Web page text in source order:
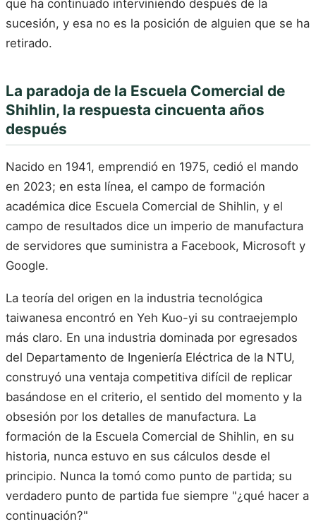
que ha continuado interviniendo después de la
sucesión, y esa no es la posición de alguien que se ha
retirado.
La paradoja de la Escuela Comercial de
Shihlin, la respuesta cincuenta años
después
Nacido en 1941, emprendió en 1975, cedió el mando
en 2023; en esta línea, el campo de formación
académica dice Escuela Comercial de Shihlin, y el
campo de resultados dice un imperio de manufactura
de servidores que suministra a Facebook, Microsoft y
Google.
La teoría del origen en la industria tecnológica
taiwanesa encontró en Yeh Kuo-yi su contraejemplo
más claro. En una industria dominada por egresados
del Departamento de Ingeniería Eléctrica de la NTU,
construyó una ventaja competitiva difícil de replicar
basándose en el criterio, el sentido del momento y la
obsesión por los detalles de manufactura. La
formación de la Escuela Comercial de Shihlin, en su
historia, nunca estuvo en sus cálculos desde el
principio. Nunca la tomó como punto de partida; su
verdadero punto de partida fue siempre "¿qué hacer a
continuación?"